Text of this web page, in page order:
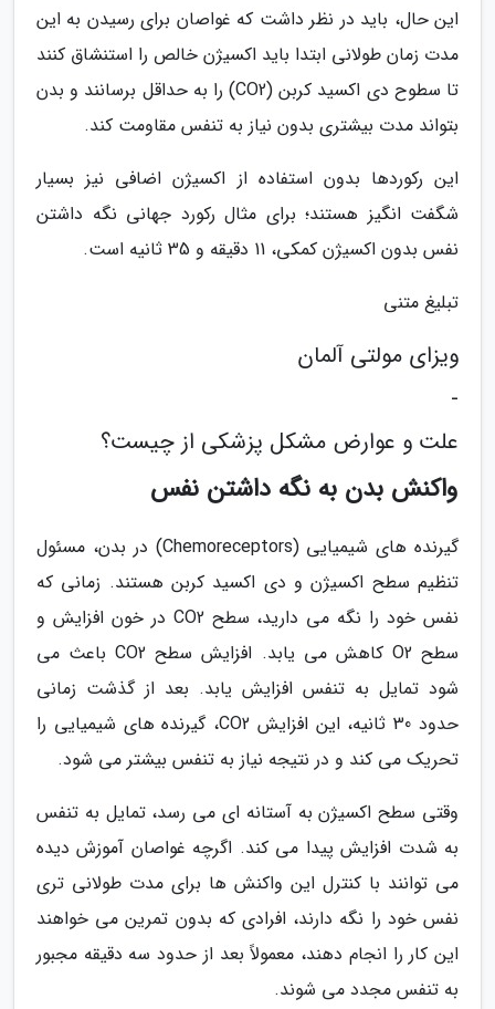
این حال، باید در نظر داشت که غواصان برای رسیدن به این
مدت زمان طولانی ابتدا باید اکسیژن خالص را استنشاق کنند
تا سطوح دی اکسید کربن (CO2) را به حداقل برسانند و بدن
بتواند مدت بیشتری بدون نیاز به تنفس مقاومت کند.
این رکوردها بدون استفاده از اکسیژن اضافی نیز بسیار
شگفت انگیز هستند؛ برای مثال رکورد جهانی نگه داشتن
نفس بدون اکسیژن کمکی، 11 دقیقه و 35 ثانیه است.
تبلیغ متنی
ویزای مولتی آلمان
-
علت و عوارض مشکل پزشکی از چیست؟
واکنش بدن به نگه داشتن نفس
گیرنده های شیمیایی (Chemoreceptors) در بدن، مسئول
تنظیم سطح اکسیژن و دی اکسید کربن هستند. زمانی که
نفس خود را نگه می دارید، سطح CO2 در خون افزایش و
سطح O2 کاهش می یابد. افزایش سطح CO2 باعث می
شود تمایل به تنفس افزایش یابد. بعد از گذشت زمانی
حدود 30 ثانیه، این افزایش CO2، گیرنده های شیمیایی را
تحریک می کند و در نتیجه نیاز به تنفس بیشتر می شود.
وقتی سطح اکسیژن به آستانه ای می رسد، تمایل به تنفس
به شدت افزایش پیدا می کند. اگرچه غواصان آموزش دیده
می توانند با کنترل این واکنش ها برای مدت طولانی تری
نفس خود را نگه دارند، افرادی که بدون تمرین می خواهند
این کار را انجام دهند، معمولاً بعد از حدود سه دقیقه مجبور
به تنفس مجدد می شوند.